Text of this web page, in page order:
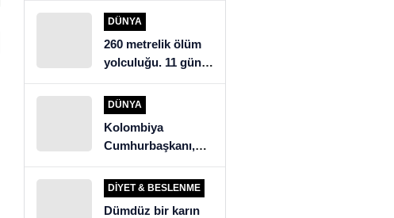
DÜNYA
260 metrelik ölüm
yolculuğu. 11 gün
mağarada kalan
köylüler kurtarma
ekiplerini şoke etti
DÜNYA
Kolombiya
Cumhurbaşkanı,
seçim sonuçlarını
tanımadığını ilan
etti
DIYET & BESLENME
Dümdüz bir karın